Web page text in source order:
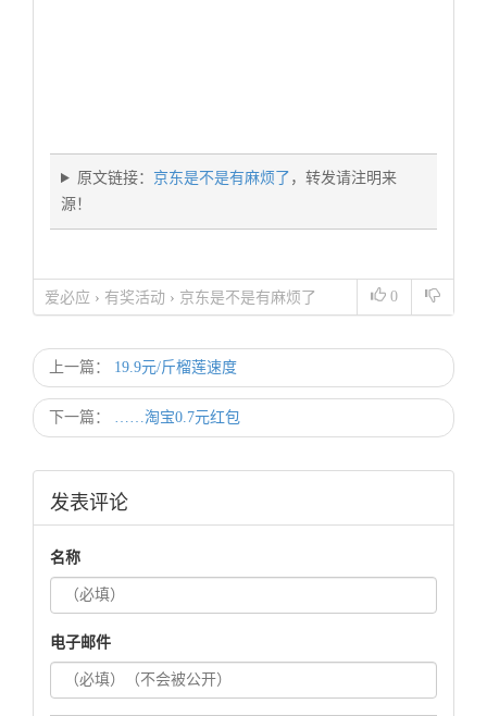
原文链接： 京东是不是有麻烦了 ，转发请注明来
源！
0
爱必应 › 有奖活动 › 京东是不是有麻烦了
上一篇： 19.9元/斤榴莲速度
下一篇： ……淘宝0.7元红包
发表评论
名称
电子邮件